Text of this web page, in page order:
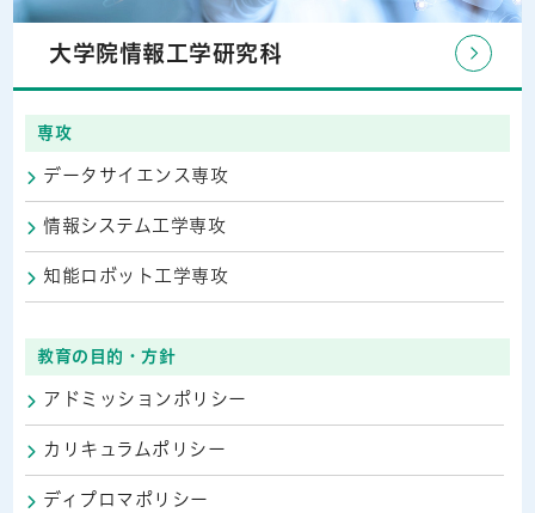
大学院情報工学研究科
専攻
データサイエンス専攻
情報システム工学専攻
知能ロボット工学専攻
教育の目的・方針
アドミッションポリシー
カリキュラムポリシー
ディプロマポリシー